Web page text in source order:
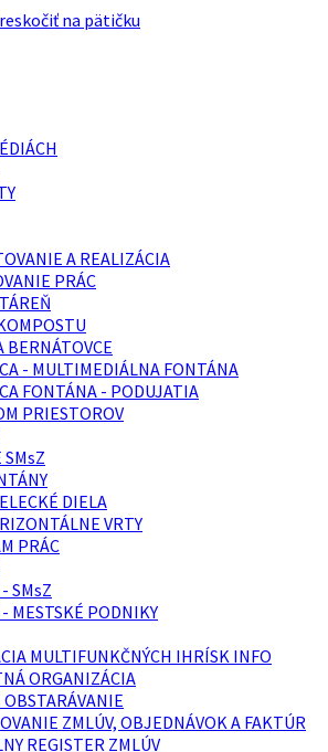
na pätičku
A REALIZÁCIA
PRÁC
BERNÁTOVCE
- MULTIMEDIÁLNA FONTÁNA
FONTÁNA - PODUJATIA
PRIESTOROV
SMsZ
DIELA
VRTY
PRÁC
SMsZ
MESTSKÉ PODNIKY
MULTIFUNKČNÝCH IHRÍSK INFO
ORGANIZÁCIA
ZMLÚV, OBJEDNÁVOK A FAKTÚR
REGISTER ZMLÚV